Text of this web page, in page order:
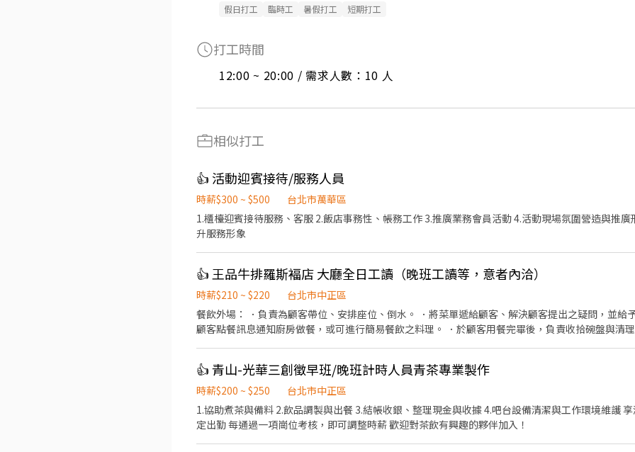
假日打工 臨時工 暑假打工 短期打工
打工時間
12:00 ~ 20:00 / 需求人數：10 人
相似打工
👍 活動迎賓接待/服務人員
時薪$300 ~ $500
台北市萬華區
1.櫃檯迎賓接待服務、客服 2.飯店事務性、帳務工作 3.推廣業務會員活動 4.活動現場氛圍營造與推
升服務形象
👍 王品牛排羅斯褔店 大廳全日工讀（晚班工讀等，意者內洽）
時薪$210 ~ $220
台北市中正區
餐飲外場： ．負責為顧客帶位、安排座位、倒水。 ．將菜單遞給顧客、解決顧客提出之疑問，並給
顧客點餐訊息通知廚房做餐，或可進行簡易餐飲之料理。 ．於顧客用餐完畢後，負責收拾碗盤與清
👍 青山-光華三創徵早班/晚班計時人員青茶專業製作
時薪$200 ~ $250
台北市中正區
1.協助煮茶與備料 2.飲品調製與出餐 3.結帳收銀、整理現金與收據 4.吧台設備清潔與工作環境維護 享滿百時數千元獎金，鼓勵穩
定出勤 每通過一項崗位考核，即可調整時薪 歡迎對茶飲有興趣的夥伴加入！